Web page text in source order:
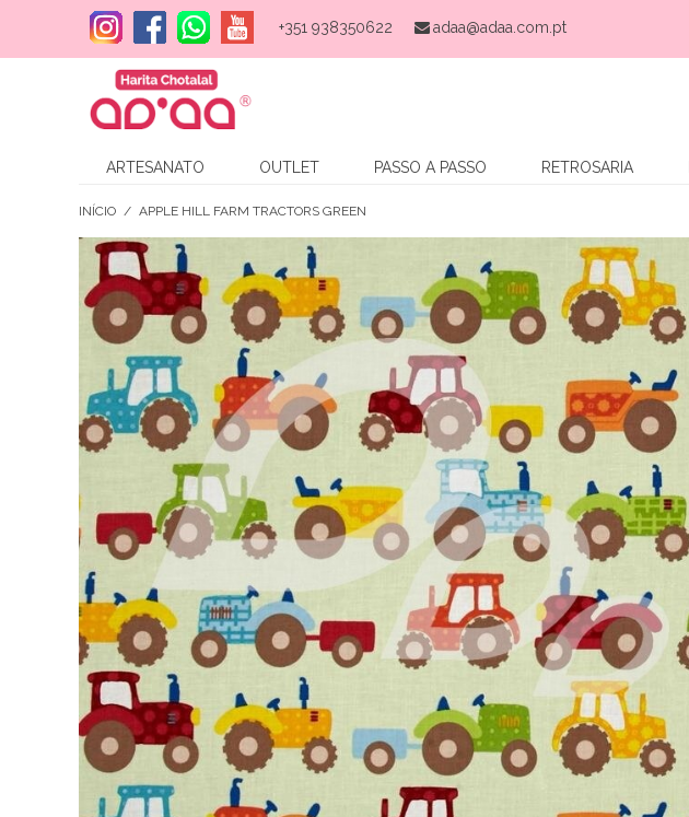
+351 938350622 adaa@adaa.com.pt
ARTESANATO OUTLET PASSO A PASSO RETROSARIA
INÍCIO / APPLE HILL FARM TRACTORS GREEN